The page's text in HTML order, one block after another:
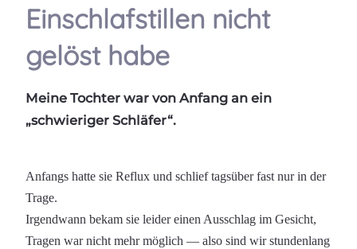
Einschlafstillen nicht
gelöst habe
Meine Tochter war von Anfang an ein
„schwieriger Schläfer“.
Anfangs hatte sie Reflux und schlief tagsüber fast nur in der
Trage.
Irgendwann bekam sie leider einen Ausschlag im Gesicht,
Tragen war nicht mehr möglich — also sind wir stundenlang